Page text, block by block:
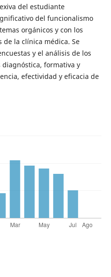
del estudiante
del funcionalismo
orgánicos y con los
la clínica médica. Se
y el análisis de los
diagnóstica, formativa y
efectividad y eficacia de